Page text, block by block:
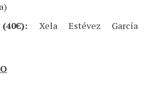
Xela Estévez García